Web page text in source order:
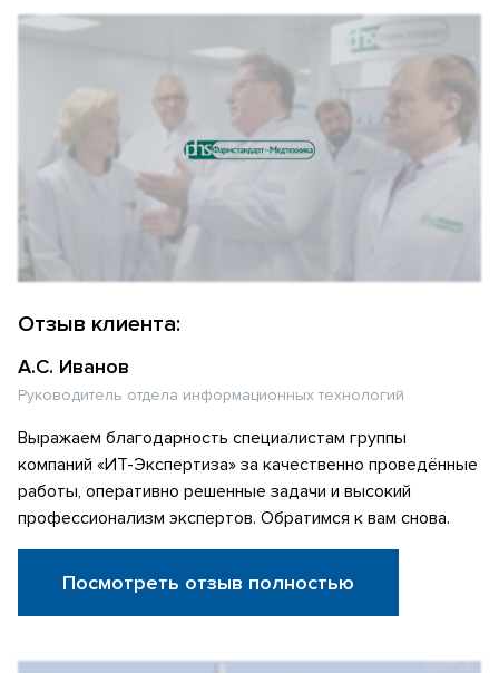
Отзыв клиента:
А.С. Иванов
Руководитель отдела информационных технологий
Выражаем благодарность специалистам группы
компаний «ИТ-Экспертиза» за качественно проведённые
работы, оперативно решенные задачи и высокий
профессионализм экспертов. Обратимся к вам снова.
Посмотреть отзыв полностью